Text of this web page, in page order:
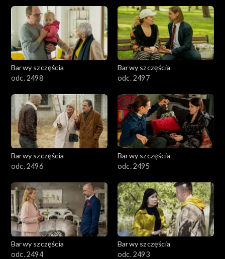
2901-3000
2801–2900
2701–2800
2501–2600
2401–2500
2301–2400
2201–2300
2101–2200
2001–2100
Barwy szczęścia
odc. 2498
Barwy szczęścia
odc. 2497
Barwy szczęścia
odc. 2496
Barwy szczęścia
odc. 2495
Barwy szczęścia
odc. 2494
Barwy szczęścia
odc. 2493